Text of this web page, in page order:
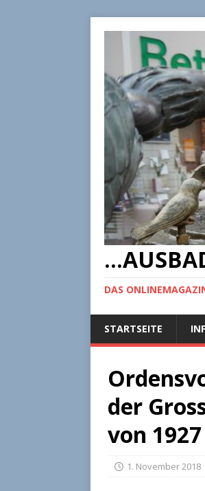
DAS
STARTSEITE
der
von
1. November 2018